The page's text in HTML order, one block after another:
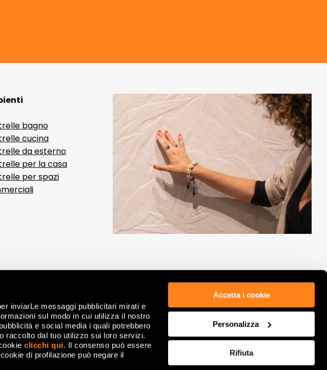
inviarLe messaggi pubblicitari mirati e
sul modo in cui utilizza il nostro
e social media i quali potrebbero
raccolto dal tuo utilizzo sui loro servizi.
clicchi qui. Il consenso può essere
di profilazione può negare il
Accetta i cookie
Personalizza
Rifiuta
bagno
cucina
da esterno
per la casa
per spazi
ETICA & COMPLIANCE
DATI SOCIETARI
CONDIZIONI GENERALI DI VENDITA
CONTATTACI
PRIVACY POLICY
WHISTLEBLOWING
SITEMAP